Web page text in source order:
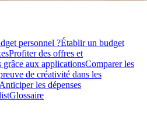
personnel ?Établir un budget
Profiter des offres et
grâce aux applicationsComparer les
de créativité dans les
les dépenses
Glossaire